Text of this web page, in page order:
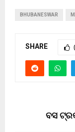
BHUBANESWAR
SHARE
ବସ